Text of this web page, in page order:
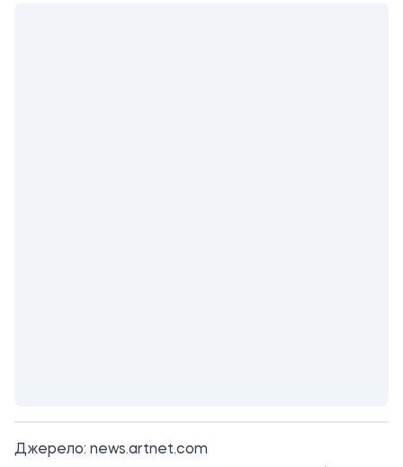
Джерело: news.artnet.com